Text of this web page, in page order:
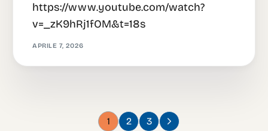
https://www.youtube.com/watch?
v=_zK9hRj1fOM&t=18s
APRILE 7, 2026
1 2 3